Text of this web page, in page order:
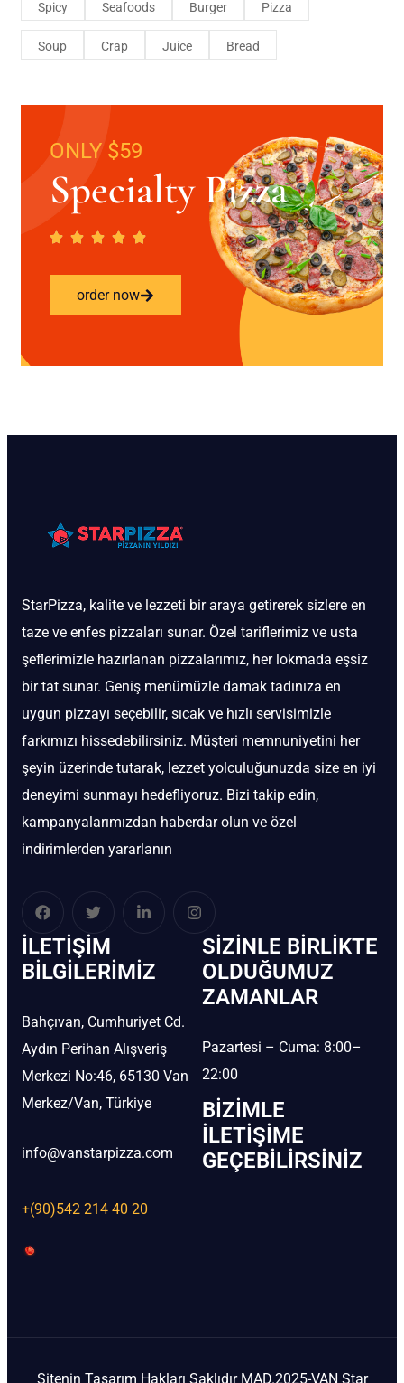
Spicy Seafoods Burger Pizza
Soup Crap Juice Bread
ONLY $59
Specialty Pizza
order now
StarPizza, kalite ve lezzeti bir araya getirerek sizlere en
taze ve enfes pizzaları sunar. Özel tariflerimiz ve usta
şeflerimizle hazırlanan pizzalarımız, her lokmada eşsiz
bir tat sunar. Geniş menümüzle damak tadınıza en
uygun pizzayı seçebilir, sıcak ve hızlı servisimizle
farkımızı hissedebilirsiniz. Müşteri memnuniyetini her
şeyin üzerinde tutarak, lezzet yolculuğunuzda size en iyi
deneyimi sunmayı hedefliyoruz. Bizi takip edin,
kampanyalarımızdan haberdar olun ve özel
indirimlerden yararlanın
İLETIŞIM
BİLGILERIMIZ
Bahçıvan, Cumhuriyet Cd.
Aydın Perihan Alışveriş
Merkezi No:46, 65130 Van
Merkez/Van, Türkiye
info@vanstarpizza.com
+(90)542 214 40 20
SIZINLE BIRLIKTE
OLDUĞUMUZ
ZAMANLAR
Pazartesi – Cuma: 8:00–
22:00
BIZIMLE
İLETIŞIME
GEÇEBILIRSINIZ
Sitenin Tasarım Hakları Saklıdır MAD.2025-VAN Star